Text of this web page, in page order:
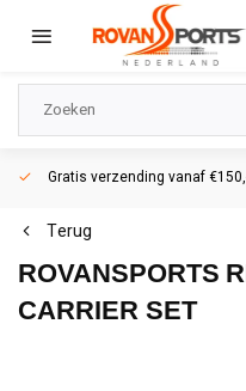
Gratis verzending vanaf
Terug
ROVANSPORTS
CARRIER SET